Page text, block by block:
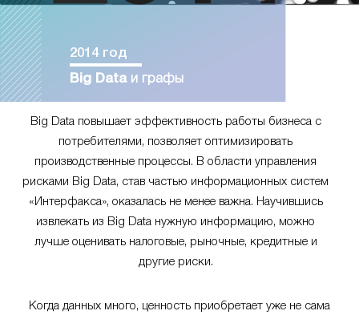
2014 год
Big Dataи графы
Big Data повышает эффективность работы бизнеса с
потребителями, позволяет оптимизировать
производственные процессы. В области управления
рисками Big Data, став частью информационных систем
«Интерфакса», оказалась не менее важна. Научившись
извлекать из Big Data нужную информацию, можно
лучше оценивать налоговые, рыночные, кредитные и
другие риски.
Когда данных много, ценность приобретает уже не сама